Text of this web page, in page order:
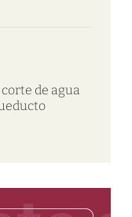
de agua